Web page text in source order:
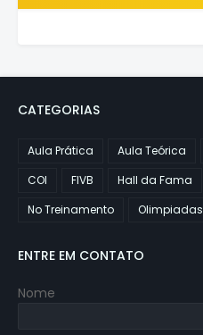
CATEGORIAS
Aula Prática Aula Teórica
COI
FIVB Hall da Fama
No Treinamento
Olimpiadas
ENTRE EM CONTATO
Nome